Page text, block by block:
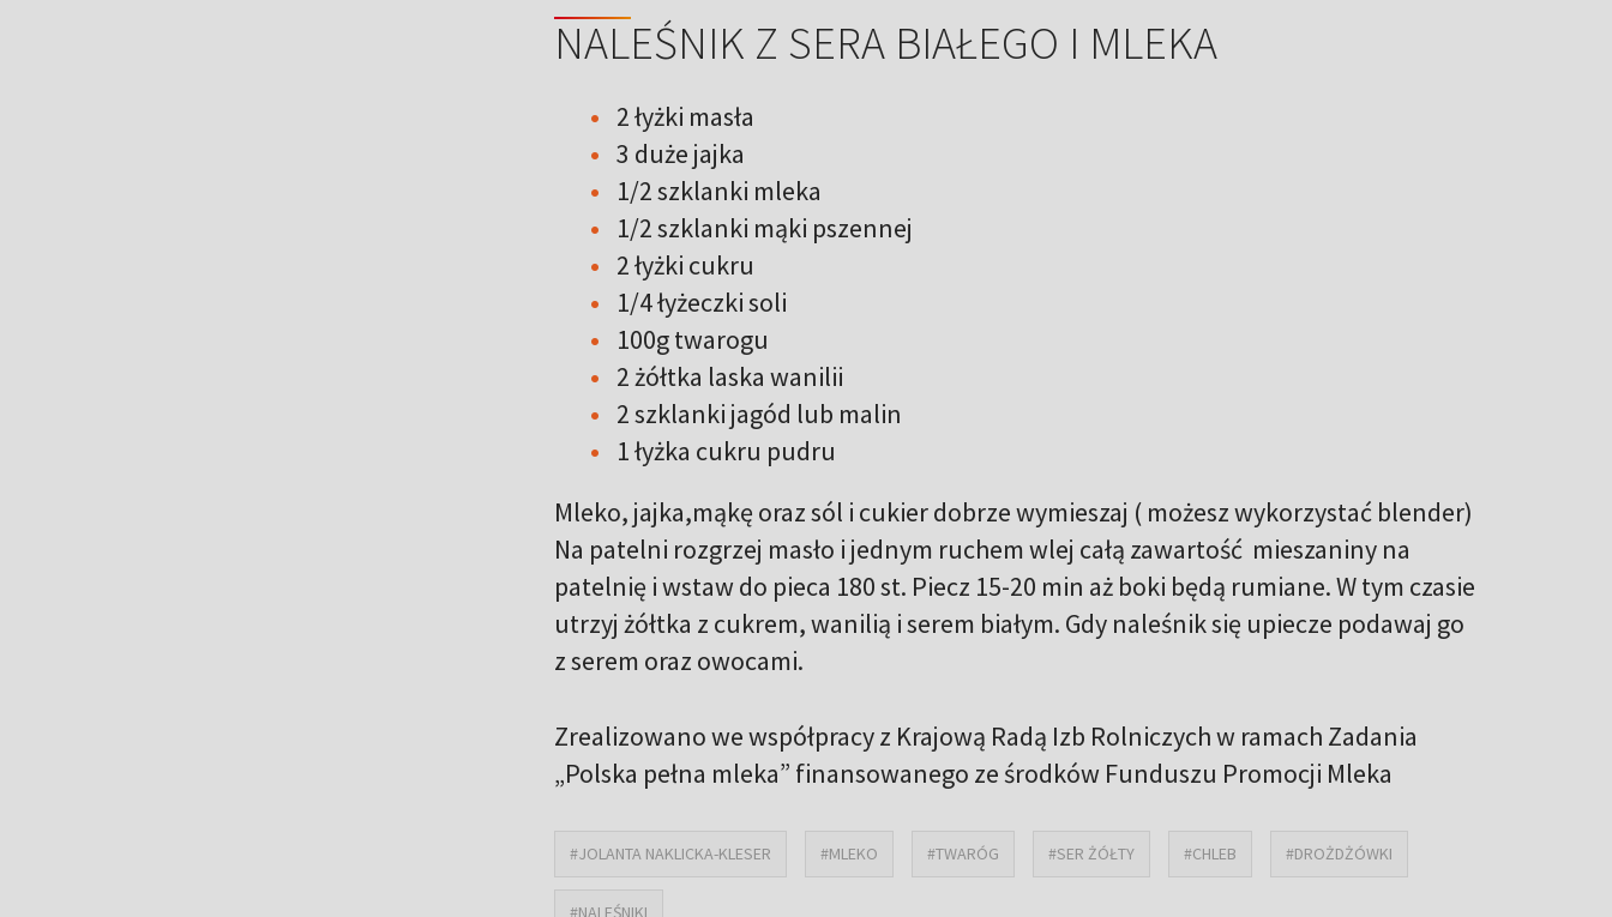
NALEŚNIK Z SERA BIAŁEGO I MLEKA
2 łyżki masła
3 duże jajka
1/2 szklanki mleka
1/2 szklanki mąki pszennej
2 łyżki cukru
1/4 łyżeczki soli
100g twarogu
2 żółtka laska wanilii
2 szklanki jagód lub malin
1 łyżka cukru pudru
Mleko, jajka,mąkę oraz sól i cukier dobrze wymieszaj ( możesz wykorzystać blender)
Na patelni rozgrzej masło i jednym ruchem wlej całą zawartość mieszaniny na
patelnię i wstaw do pieca 180 st. Piecz 15-20 min aż boki będą rumiane. W tym czasie
utrzyj żółtka z cukrem, wanilią i serem białym. Gdy naleśnik się upiecze podawaj go
z serem oraz owocami.
Zrealizowano we współpracy z Krajową Radą Izb Rolniczych w ramach Zadania
„Polska pełna mleka” finansowanego ze środków Funduszu Promocji Mleka
#JOLANTA NAKLICKA-KLESER #MLEKO #TWARÓG #SER ŻÓŁTY #CHLEB #DROŻDŻÓWKI
#NALEŚNIKI